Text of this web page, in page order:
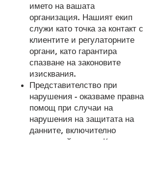
името на вашата
организация. Нашият екип
служи като точка за контакт с
клиентите и регулаторните
органи, като гарантира
спазване на законовите
изисквания.
Представителство при
нарушения - оказваме правна
помощ при случаи на
нарушения на защитата на
данните, включително
взаимодействие с Комисията